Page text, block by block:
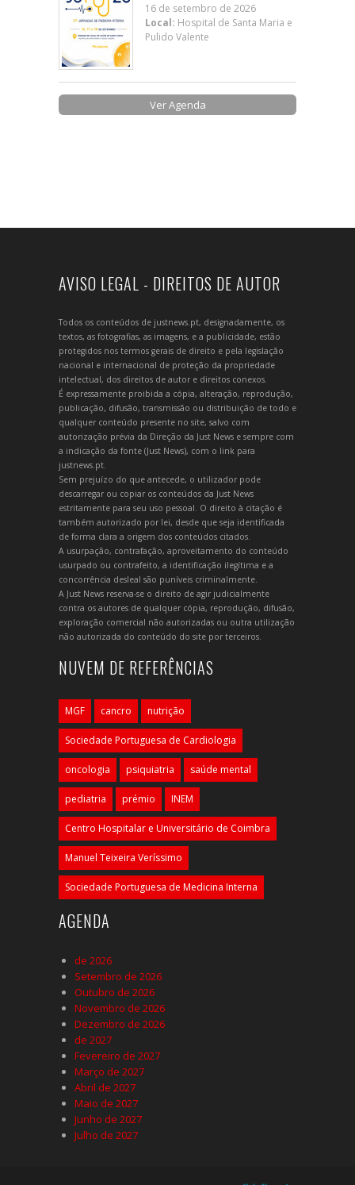
16 de setembro de 2026
Local: Hospital de Santa Maria e
Pulido Valente
Ver Agenda
AVISO LEGAL - DIREITOS DE AUTOR
Todos os conteúdos de justnews.pt, designadamente, os
textos, as fotografias, as imagens, e a publicidade, estão
protegidos nos termos gerais de direito e pela legislação
nacional e internacional de proteção da propriedade
intelectual, dos direitos de autor e direitos conexos.
É expressamente proibida a cópia, alteração, reprodução,
publicação, difusão, transmissão ou distribuição de todo e
qualquer conteúdo presente no site, salvo com
autorização prévia da Direção da Just News e sempre com
a indicação da fonte (Just News), com o link para
justnews.pt.
Sem prejuízo do que antecede, o utilizador pode
descarregar ou copiar os conteúdos da Just News
estritamente para seu uso pessoal. O direito à citação é
também autorizado por lei, desde que seja identificada
de forma clara a origem dos conteúdos citados.
A usurpação, contrafação, aproveitamento do conteúdo
usurpado ou contrafeito, a identificação ilegítima e a
concorrência desleal são puníveis criminalmente.
A Just News reserva-se o direito de agir judicialmente
contra os autores de qualquer cópia, reprodução, difusão,
exploração comercial não autorizadas ou outra utilização
não autorizada do conteúdo do site por terceiros.
NUVEM DE REFERÊNCIAS
MGF cancro nutrição
Sociedade Portuguesa de Cardiologia
oncologia psiquiatria saúde mental
pediatria prémio INEM
Centro Hospitalar e Universitário de Coimbra
Manuel Teixeira Veríssimo
Sociedade Portuguesa de Medicina Interna
AGENDA
de 2026
Setembro de 2026
Outubro de 2026
Novembro de 2026
Dezembro de 2026
de 2027
Fevereiro de 2027
Março de 2027
Abril de 2027
Maio de 2027
Junho de 2027
Julho de 2027